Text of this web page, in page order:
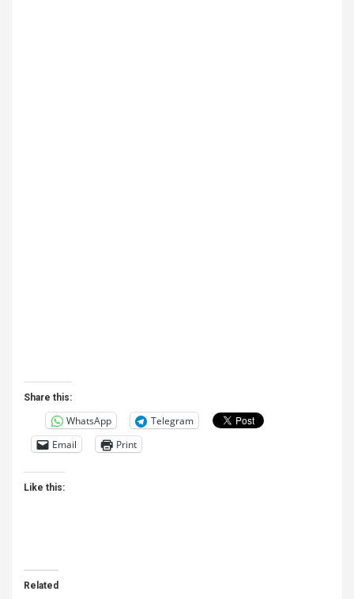
Share this:
WhatsApp
Telegram
Email
Print
Like this:
Related